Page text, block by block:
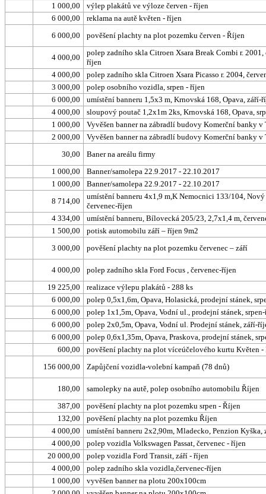
1 000,00
výlep plakátů ve výloze červen - říjen
6 000,00
reklama na autě květen - říjen
6 000,00
pověšení plachty na plot pozemku červen - Říjen
4 000,00
polep zadního skla Citroen Xsara Break Combi r. 2001,
říjen
4 000,00
polep zadního skla Citroen Xsara Picasso r. 2004,
3 000,00
polep osobního vozidla, srpen - říjen
6 000,00
umístění banneru 1,5x3 m, Krnovská 168, Opava, září-
4 000,00
sloupový poutač 1,2x1m 2ks, Krnovská 168, Opava,
1 000,00
Vyvěšen banner na zábradlí budovy Komerční banky v
2 000,00
Vyvěšen banner na zábradlí budovy Komerční banky v
30,00
Baner na areálu firmy
1 000,00
Banner/samolepa 22.9.2017 - 22.10.2017
1 000,00
Banner/samolepa 22.9.2017 - 22.10.2017
8 714,00
umístění banneru 4x1,9 m,K Nemocnici 133/104,
červenec-říjen
4 334,00
umístění banneru, Bílovecká 205/23, 2,7x1,4 m,
1 500,00
potisk automobilu září – říjen 9m2
3 000,00
pověšení plachty na plot pozemku červenec – září
4 000,00
polep zadního skla Ford Focus , červenec-říjen
19 225,00
realizace výlepu plakátů - 288 ks
6 000,00
polep 0,5x1,6m, Opava, Holasická, prodejní stánek,
6 000,00
polep 1x1,5m, Opava, Vodní ul., prodejní stánek,
6 000,00
polep 2x0,5m, Opava, Vodní ul. Prodejní stánek, září-
6 000,00
polep 0,6x1,35m, Opava, Praskova, prodejní stánek,
600,00
pověšení plachty na plot víceúčelového kurtu Květen -
156 000,00
Zapůjčení vozidla-volební kampaň (78 dnů)
180,00
samolepky na autě, polep osobního automobilu Říjen
387,00
pověšení plachty na plot pozemku srpen - Říjen
132,00
pověšení plachty na plot pozemku Říjen
4 000,00
umístění banneru 2x2,90m, Mladecko, Penzion Kyška,
4 000,00
polep vozidla Volkswagen Passat, červenec - říjen
20 000,00
polep vozidla Ford Transit, září - říjen
4 000,00
polep zadního skla vozidla,červenec-říjen
1 000,00
vyvěšen banner na plotu 200x100cm